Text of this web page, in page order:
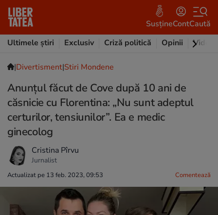
SusțineContCaută
Ultimele știri
Exclusiv Criză politică Opinii Video
|Divertisment|Stiri Mondene
Anunțul făcut de Cove după 10 ani de
căsnicie cu Florentina: „Nu sunt adeptul
certurilor, tensiunilor”. Ea e medic
ginecolog
Cristina Pîrvu
Jurnalist
Actualizat pe 13 feb. 2023, 09:53 Comentează